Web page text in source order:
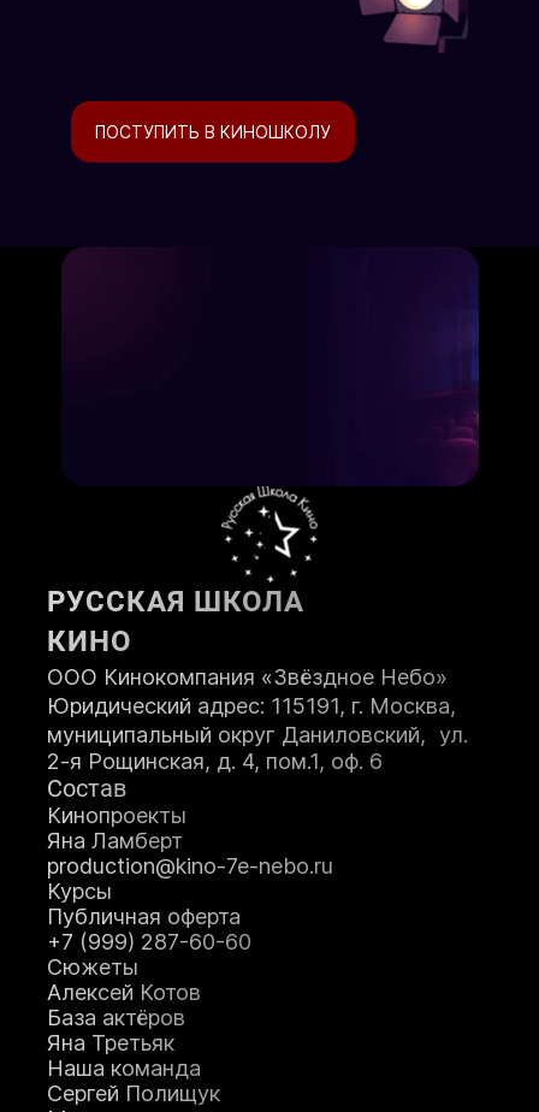
ПОСТУПИТЬ В КИНОШКОЛУ
РУССКАЯ ШКОЛА
КИНО
ООО Кинокомпания «Звёздное Небо»
Юридический адрес: 115191, г. Москва,
муниципальный округ Даниловский, ул.
2-я Рощинская, д. 4, пом.1, оф. 6
Состав
Кинопроекты
Яна Ламберт
production@kino-7e-nebo.ru
Курсы
Публичная оферта
+7 (999) 287-60-60
Сюжеты
Алексей Котов
База актёров
Яна Третьяк
Наша команда
Сергей Полищук